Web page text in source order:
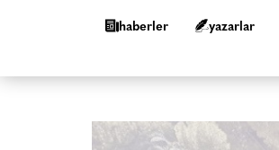
haberler yazarlar